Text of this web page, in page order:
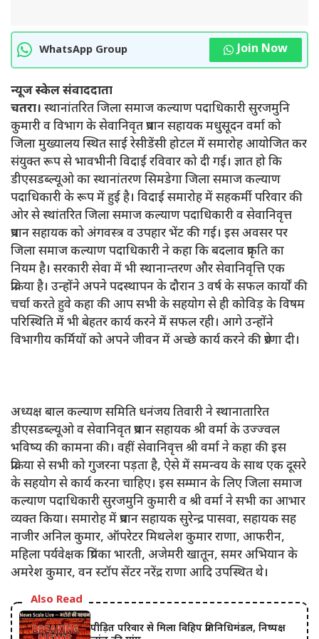
WhatsApp Group Join Now
न्यूज स्केल संवाददाता
चतरा। स्थानांतरित जिला समाज कल्याण पदाधिकारी सुरजमुनि
कुमारी व विभाग के सेवानिवृत प्रधान सहायक मधुसूदन वर्मा को
जिला मुख्यालय स्थित साई रेसीडेंसी होटल में समारोह आयोजित कर
संयुक्त रूप से भावभीनी विदाई रविवार को दी गई। ज्ञात हो कि
डीएसडब्ल्यूओ का स्थानांतरण सिमडेगा जिला समाज कल्याण
पदाधिकारी के रूप में हुई है। विदाई समारोह में सहकर्मी परिवार की
ओर से स्थांतरित जिला समाज कल्याण पदाधिकारी व सेवानिवृत्त
प्रधान सहायक को अंगवस्त्र व उपहार भेंट की गई। इस अवसर पर
जिला समाज कल्याण पदाधिकारी ने कहा कि बदलाव प्रकृति का
नियम है। सरकारी सेवा में भी स्थानान्तरण और सेवानिवृत्ति एक
प्रक्रिया है। उन्होंने अपने पदस्थापन के दौरान 3 वर्ष के सफल कार्यों की
चर्चा करते हुवे कहा की आप सभी के सहयोग से ही कोविड़ के विषम
परिस्थिति में भी बेहतर कार्य करने में सफल रही। आगे उन्होंने
विभागीय कर्मियों को अपने जीवन में अच्छे कार्य करने की प्रेरणा दी।
अध्यक्ष बाल कल्याण समिति धनंजय तिवारी ने स्थानातारित
डीएसडब्ल्यूओ व सेवानिवृत प्रधान सहायक श्री वर्मा के उज्ज्वल
भविष्य की कामना की। वहीं सेवानिवृत्त श्री वर्मा ने कहा की इस
प्रक्रिया से सभी को गुजरना पड़ता है, ऐसे में समन्वय के साथ एक दूसरे
के सहयोग से कार्य करना चाहिए। इस सम्मान के लिए जिला समाज
कल्याण पदाधिकारी सुरजमुनि कुमारी व श्री वर्मा ने सभी का आभार
व्यक्त किया। समारोह में प्रधान सहायक सुरेन्द्र पासवा, सहायक सह
नाजीर अनिल कुमार, ऑपरेटर मिथलेश कुमार राणा, आफरीन,
महिला पर्यवेक्षक प्रियंका भारती, अजेमरी खातून, समर अभियान के
अमरेश कुमार, वन स्टॉप सेंटर नरेंद्र राणा आदि उपस्थित थे।
Also Read
पीड़ित परिवार से मिला विहिप प्रतिनिधिमंडल, निष्पक्ष